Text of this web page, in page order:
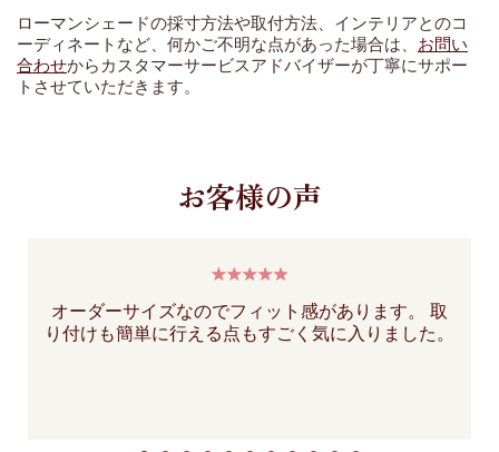
ローマンシェードの採寸方法や取付方法、インテリアとのコ
ーディネートなど、何かご不明な点があった場合は、 お問い
合わせからカスタマーサービスアドバイザーが丁寧にサポー
トさせていただきます。
お客様の声
オーダーサイズなのでフィット感があります。 取
り付けも簡単に行える点もすごく気に入りました。